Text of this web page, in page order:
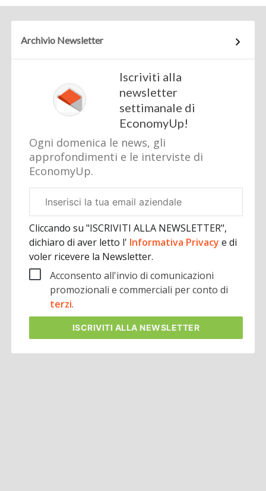
Archivio Newsletter
Iscriviti alla
newsletter
settimanale di
EconomyUp!
Ogni domenica le news, gli
approfondimenti e le interviste di
EconomyUp.
aziendale
Cliccando su "ISCRIVITI ALLA NEWSLETTER",
dichiaro di aver letto l' Informativa Privacye di
voler ricevere la Newsletter.
Acconsento all'invio di comunicazioni
promozionali e commerciali per conto di
terzi.
ISCRIVITI ALLA NEWSLETTER